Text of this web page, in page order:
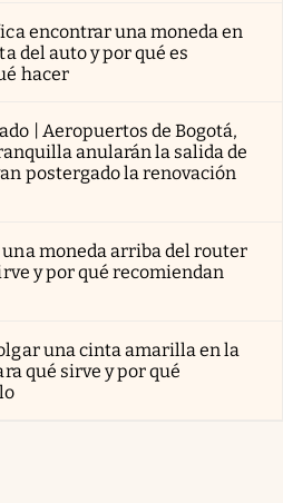
encontrar una moneda en
del auto y por qué es
hacer
| Aeropuertos de Bogotá,
anularán la salida de
postergado la renovación
una moneda arriba del router
y por qué recomiendan
una cinta amarilla en la
qué sirve y por qué